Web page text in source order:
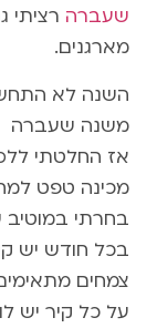
שעברה רציתי
מארגנים.
השנה לא
משנה שעברה
אז החלטתי
מכינה טפט
בחרתי במוטיב
בכל חודש יש
צמחים
על כל קיר יש